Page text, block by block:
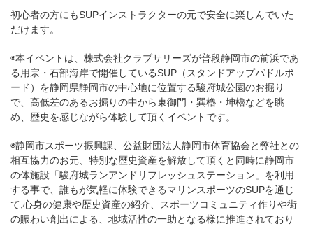
初心者の方にもSUPインストラクターの元で安全に楽しんでいた
だけます。
◉本イベントは、株式会社クラブサリーズが普段静岡市の前浜であ
る用宗・石部海岸で開催しているSUP（スタンドアップパドルボ
ード）を静岡県静岡市の中心地に位置する駿府城公園のお掘り
で、高低差のあるお掘りの中から東御門・巽櫓・坤櫓などを眺
め、歴史を感じながら体験して頂くイベントです。
◉静岡市スポーツ振興課、公益財団法人静岡市体育協会と弊社との
相互協力のお元、特別な歴史資産を解放して頂くと同時に静岡市
の体施設「駿府城ランアンドリフレッシュステーション」を利用
する事で、誰もが気軽に体験できるマリンスポーツのSUPを通じ
て,心身の健康や歴史資産の紹介、スポーツコミュニティ作りや街
の賑わい創出による、地域活性の一助となる様に推進されており